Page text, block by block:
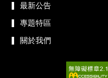
最新公告
專題特區
關於我們